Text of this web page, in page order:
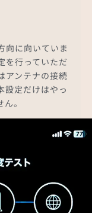
向に向いていま
を行っていただ
アンテナの接続
設定だけはやっ
。